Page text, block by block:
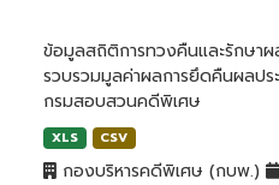
ข้อมูลสถิติการทวงคืนและรักษาผ
รวบรวมมูลค่าผลการยึดคืนผลปร
กรมสอบสวนคดีพิเศษ
XLS CSV
กองบริหารคดีพิเศษ (กบพ.)